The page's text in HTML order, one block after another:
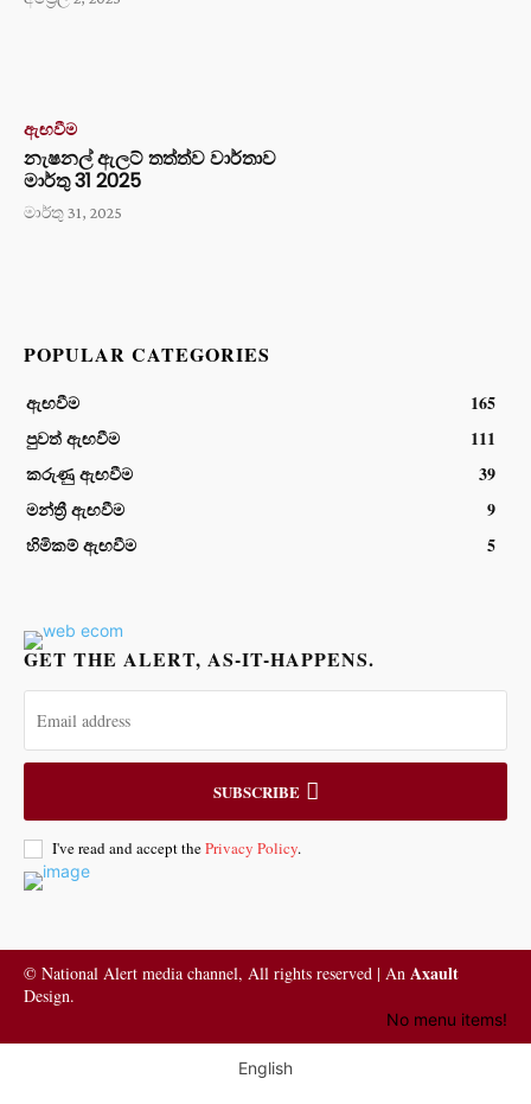
ඇඟවීම
නැෂනල් ඇලට් තත්ත්ව වාර්තාව
මාර්තු 31 2025
මාර්තු 31, 2025
POPULAR CATEGORIES
ඇඟවීම
165
පුවත් ඇඟවීම
111
කරුණු ඇඟවීම
39
මන්ත්‍රී ඇඟවීම
9
හිමිකම් ඇඟවීම
5
GET THE ALERT, AS-IT-HAPPENS.
SUBSCRIBE
I've read and accept thePrivacy Policy.
© National Alert media channel, All rights reserved | An Axault
Design.
No menu items!
English